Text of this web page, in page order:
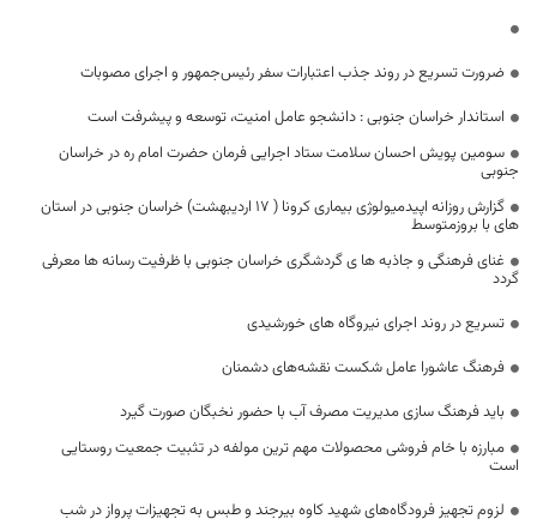
ضرورت تسریع در روند جذب اعتبارات سفر رئیس‌جمهور و اجرای مصوبات
استاندار خراسان جنوبی : دانشجو عامل امنیت، توسعه و پیشرفت است
سومین پویش احسان سلامت ستاد اجرایی فرمان حضرت امام ره در خراسان
جنوبی
گزارش روزانه اپیدمیولوژی بیماری کرونا ( 17 اردیبهشت) خراسان جنوبی در استان
های با بروزمتوسط
غنای فرهنگی و جاذبه ها ی گردشگری خراسان جنوبی با ظرفیت رسانه ها معرفی
گردد
تسریع در روند اجرای نیروگاه های خورشیدی
فرهنگ عاشورا عامل شکست نقشه‌های دشمنان
باید فرهنگ سازی مدیریت مصرف آب با حضور نخبگان صورت گیرد
مبارزه با خام فروشی محصولات مهم ترین مولفه در تثبیت جمعیت روستایی
است
لزوم تجهیز فرودگاه‌های شهید کاوه بیرجند و طبس به تجهیزات پرواز در شب